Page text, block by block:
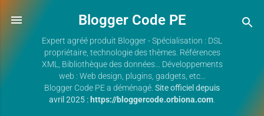
Blogger Code PE
Expert agréé produit Blogger - Spécialisation : DSL
propriétaire, technologie des thèmes. Références
XML, Bibliothèque des données... Développements
web : Web design, plugins, gadgets, etc...
Blogger Code PE a déménagé. Site officiel depuis
avril 2025 : https://bloggercode.orbiona.com.